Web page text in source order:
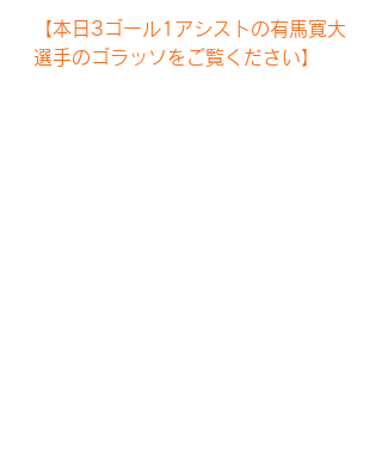
【本日3ゴール1アシストの有馬寛大
選手のゴラッソをご覧ください】